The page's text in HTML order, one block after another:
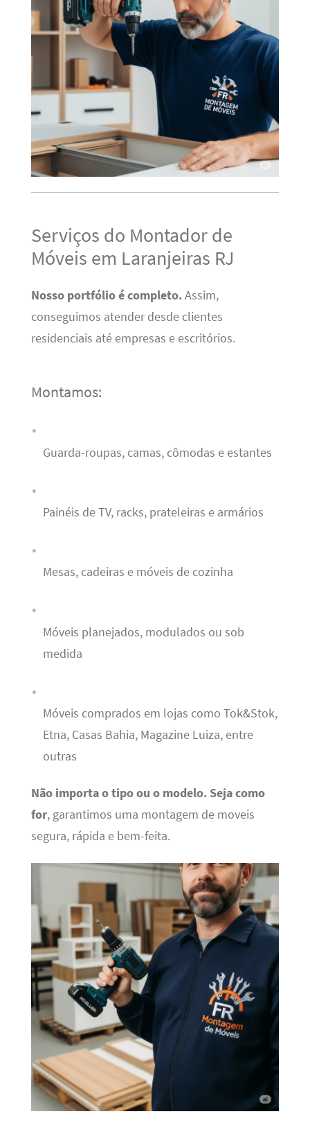
Serviços do Montador de
Móveis em Laranjeiras RJ
Nosso portfólio é completo.Assim,
conseguimos atender desde clientes
residenciais até empresas e escritórios.
Montamos:
Guarda-roupas, camas, cômodas e estantes
Painéis de TV, racks, prateleiras e armários
Mesas, cadeiras e móveis de cozinha
Móveis planejados, modulados ou sob
medida
Móveis comprados em lojas como Tok&Stok,
Etna, Casas Bahia, Magazine Luiza, entre
outras
Não importa o tipo ou o modelo. Seja como
for, garantimos uma montagem de moveis
segura, rápida e bem-feita.